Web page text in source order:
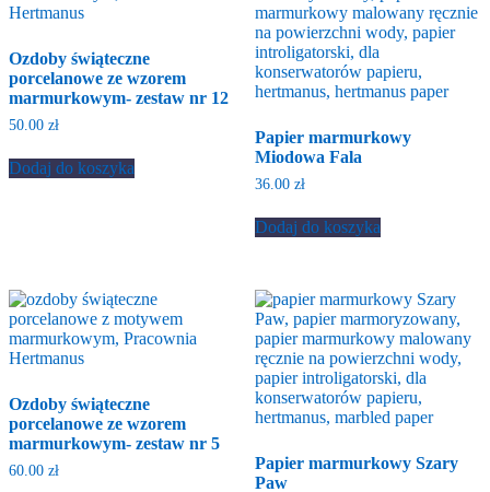
Ozdoby świąteczne
porcelanowe ze wzorem
marmurkowym- zestaw nr 12
50.00 zł
Dodaj do koszyka
Papier marmurkowy
Miodowa Fala
36.00 zł
Dodaj do koszyka
Ozdoby świąteczne
porcelanowe ze wzorem
marmurkowym- zestaw nr 5
60.00 zł
Papier marmurkowy Szary
Paw